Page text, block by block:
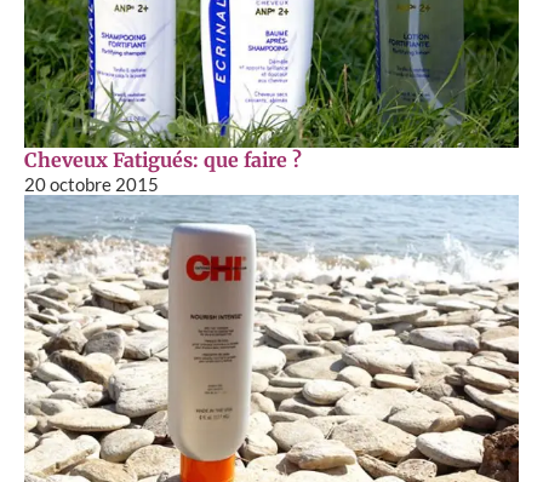
Cheveux Fatigués: que faire ?
20 octobre 2015